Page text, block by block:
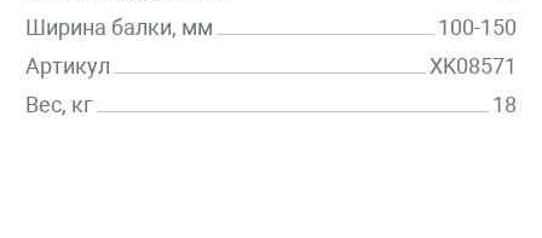
Ширина балки, мм
100-150
Артикул
XK08571
Вес, кг
18